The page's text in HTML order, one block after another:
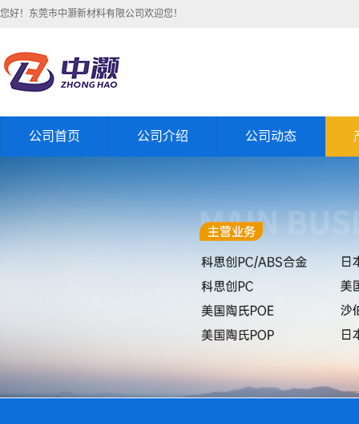
您好！东莞市中灏新材料有限公司欢迎您！
公司首页 公司介绍 公司动态